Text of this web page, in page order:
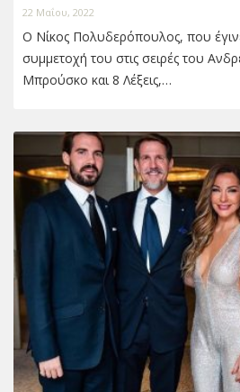
22 Μαΐου, 2022
Ο Νίκος Πολυδερόπουλος, που
συμμετοχή του στις σειρές του
Μπρούσκο και 8 Λέξεις,…